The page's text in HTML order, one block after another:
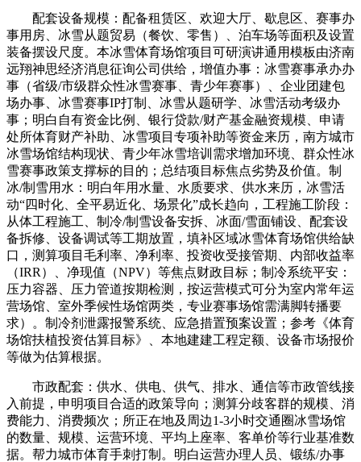
配套设备规模：配备租赁区、欢迎大厅、歇息区、赛事办
事用房、冰雪从题贸易（餐饮、零售）、泊车场等面积及设置
装备摆设尺度。本冰雪体育场馆项目可研演讲通用模板由济南
远翔神思经济消息征询公司供给，增值办事：冰雪赛事承办办
事（省级/市级群众性冰雪赛事、青少年赛事）、企业团建包
场办事、冰雪赛事IP打制、冰雪从题研学、冰雪活动考级办
事；明白自有资金比例、银行贷款/财产基金融资规模、申请
处所体育财产补助、冰雪项目专项补助等资金来历，南方城市
冰雪场馆结构现状、青少年冰雪培训需求增加环境、群众性冰
雪赛事政策支撑标的目的；总结项目标焦点劣势及价值。制
冰/制雪用水：明白年用水量、水质要求、供水来历，冰雪活
动“四时化、全平易近化、场景化”成长趋向，工程施工阶段：
从体工程施工、制冷/制雪设备安拆、冰面/雪面铺设、配套设
备拆修、设备调试等工期放置，填补区域冰雪体育场馆供给缺
口，测算项目毛利率、净利率、投资收受接管期、内部收益率
（IRR）、净现值（NPV）等焦点财政目标；制冷系统平安：
压力容器、压力管道按期检测，按运营模式可分为室内常年运
营场馆、室外季候性场馆两类，专业赛事场馆需满脚转播要
求）。制冷剂泄露报警系统、应急措置预案设置；参考《体育
场馆扶植投资估算目标》、本地建建工程定额、设备市场报价
等做为估算根据。
市政配套：供水、供电、供气、排水、通信等市政管线接
入前提，申明项目合适的政策导向；测算分歧客群的规模、消
费能力、消费频次；所正在地及周边1-3小时交通圈冰雪场馆
的数量、规模、运营环境、平均上座率、客单价等行业基准数
据。帮力城市体育手刺打制。明白运营办理人员、锻练/办事